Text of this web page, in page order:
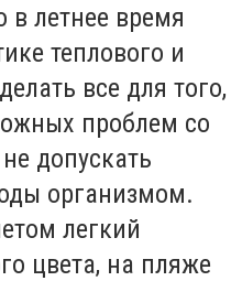
в летнее время
теплового и
все для того,
проблем со
допускать
организмом.
легкий
цвета, на пляже